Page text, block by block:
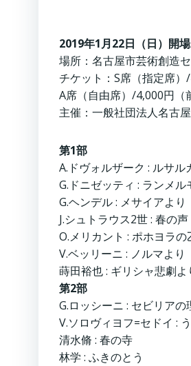
2019年1月22日（日）開
場所：名古屋市芸術創造
チケット：S席（指定席）
A席（自由席）/4,000円（
主催：一般社団法人名古
第1部
A.ドヴォルザーク : ルサル
G.ドニゼッティ : ランメル
G.ヘンデル : メサイアよ
J.シュトラウス2世 : 春の声
O.メリカント : ポホヨラの
V.ベッリーニ : ノルマより
蒔田裕也 : ギリシャ悲劇よ
第2部
G.ロッシーニ : セビリア
V.ソロヴィヨフ=セドイ :
清水脩 : 春の寺
林学 : ふきのとう